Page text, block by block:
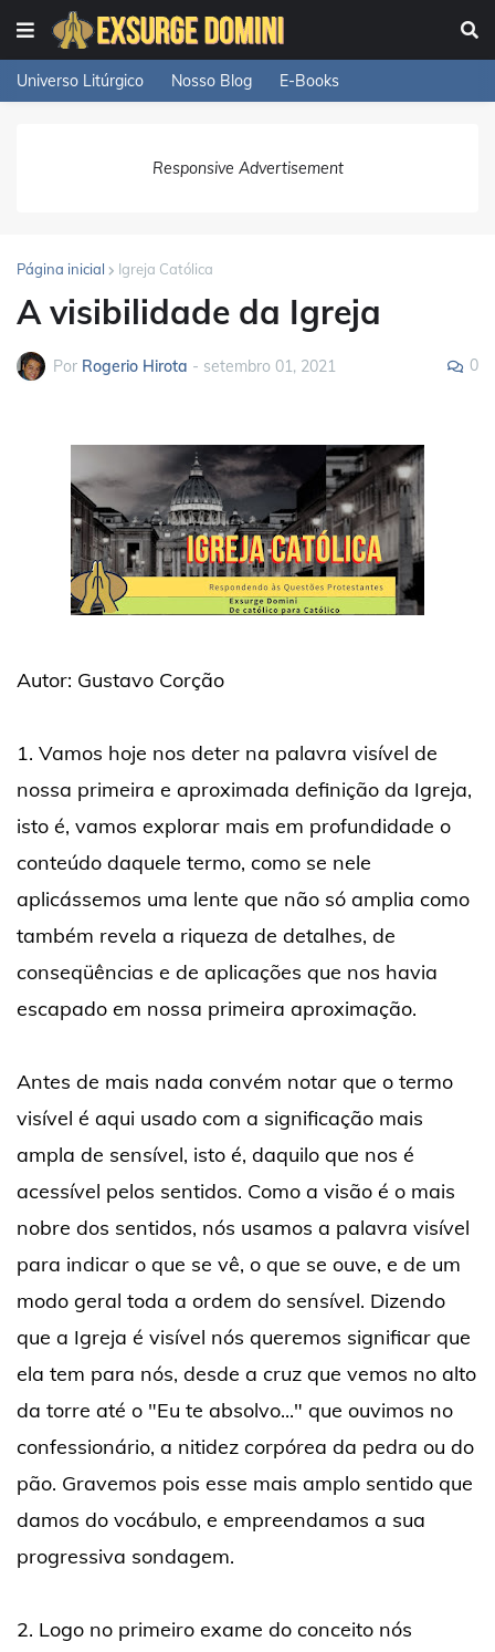
Universo Litúrgico Nosso Blog E-Books
Responsive Advertisement
Página inicial Igreja Católica
A visibilidade da Igreja
Por Rogerio Hirota - setembro 01, 2021 0
Autor: Gustavo Corção
1. Vamos hoje nos deter na palavra visível de
nossa primeira e aproximada definição da Igreja,
isto é, vamos explorar mais em profundidade o
conteúdo daquele termo, como se nele
aplicássemos uma lente que não só amplia como
também revela a riqueza de detalhes, de
conseqüências e de aplicações que nos havia
escapado em nossa primeira aproximação.
Antes de mais nada convém notar que o termo
visível é aqui usado com a significação mais
ampla de sensível, isto é, daquilo que nos é
acessível pelos sentidos. Como a visão é o mais
nobre dos sentidos, nós usamos a palavra visível
para indicar o que se vê, o que se ouve, e de um
modo geral toda a ordem do sensível. Dizendo
que a Igreja é visível nós queremos significar que
ela tem para nós, desde a cruz que vemos no alto
da torre até o "Eu te absolvo..." que ouvimos no
confessionário, a nitidez corpórea da pedra ou do
pão. Gravemos pois esse mais amplo sentido que
damos do vocábulo, e empreendamos a sua
progressiva sondagem.
2. Logo no primeiro exame do conceito nós